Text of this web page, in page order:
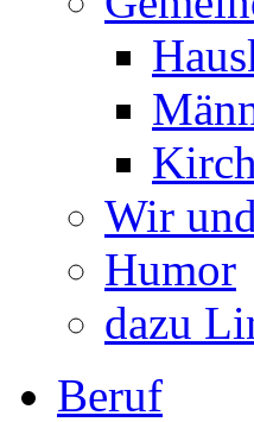
Wir
Humor
dazu
Beruf